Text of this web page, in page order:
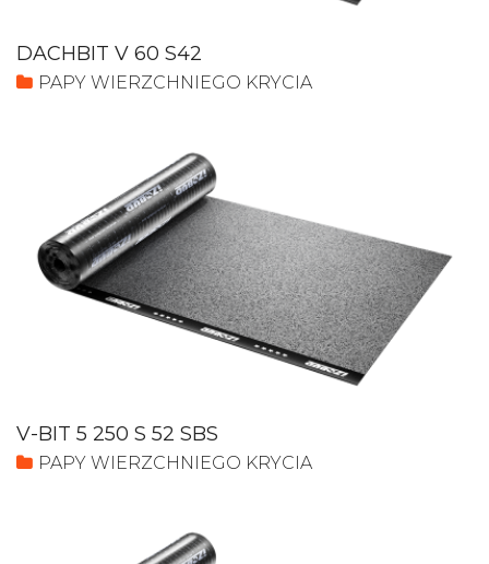
DACHBIT V 60 S42
PAPY WIERZCHNIEGO KRYCIA
V-BIT 5 250 S 52 SBS
PAPY WIERZCHNIEGO KRYCIA